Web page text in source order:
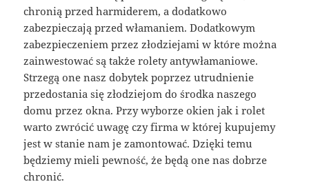
chronią przed harmiderem, a dodatkowo
zabezpieczają przed włamaniem. Dodatkowym
zabezpieczeniem przez złodziejami w które można
zainwestować są także rolety antywłamaniowe.
Strzegą one nasz dobytek poprzez utrudnienie
przedostania się złodziejom do środka naszego
domu przez okna. Przy wyborze okien jak i rolet
warto zwrócić uwagę czy firma w której kupujemy
jest w stanie nam je zamontować. Dzięki temu
będziemy mieli pewność, że będą one nas dobrze
chronić.